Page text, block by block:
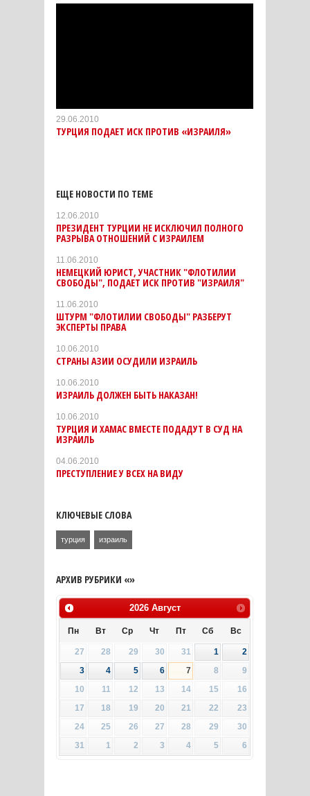
29.06.2010
ТУРЦИЯ ПОДАЕТ ИСК ПРОТИВ «ИЗРАИЛЯ»
ЕЩЕ НОВОСТИ ПО ТЕМЕ
12.06.2010
ПРЕЗИДЕНТ ТУРЦИИ НЕ ИСКЛЮЧИЛ ПОЛНОГО
РАЗРЫВА ОТНОШЕНИЙ С ИЗРАИЛЕМ
11.06.2010
НЕМЕЦКИЙ ЮРИСТ, УЧАСТНИК "ФЛОТИЛИИ
СВОБОДЫ", ПОДАЕТ ИСК ПРОТИВ "ИЗРАИЛЯ"
11.06.2010
ШТУРМ "ФЛОТИЛИИ СВОБОДЫ" РАЗБЕРУТ
ЭКСПЕРТЫ ПРАВА
10.06.2010
СТРАНЫ АЗИИ ОСУДИЛИ ИЗРАИЛЬ
10.06.2010
ИЗРАИЛЬ ДОЛЖЕН БЫТЬ НАКАЗАН!
10.06.2010
ТУРЦИЯ И ХАМАС ВМЕСТЕ ПОДАДУТ В СУД НА
ИЗРАИЛЬ
04.06.2010
ПРЕСТУПЛЕНИЕ У ВСЕХ НА ВИДУ
КЛЮЧЕВЫЕ СЛОВА
турция израиль
АРХИВ РУБРИКИ «»
2026 Август
Пн Вт Ср Чт Пт Сб Вс
27 28 29 30 31 1
2
3
4 5 6 7 8
9
10
11 12 13 14 15
16
17
18 19 20 21 22
23
24
25 26 27 28 29
30
31
1 2 3 4 5 6